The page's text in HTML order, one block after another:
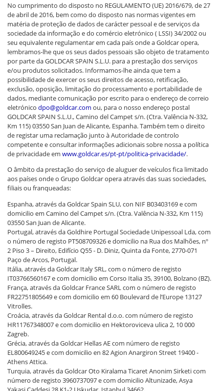
No cumprimento do disposto no REGULAMENTO (UE) 2016/679, de 27
de abril de 2016, bem como do disposto nas normas vigentes em
matéria de proteção de dados de carácter pessoal e de serviços da
sociedade da informação e do comércio eletrónico ( LSSI) 34/2002 ou
seu equivalente regulamentar em cada país onde a Goldcar opera,
lembramos-lhe que os seus dados pessoais são objeto de tratamento
por parte da GOLDCAR SPAIN S.L.U. para a prestação dos serviços
e/ou produtos solicitados. Informamos-lhe ainda que tem a
possibilidade de exercer os seus direitos de acesso, retificação,
exclusão, oposição, limitação do processamento e portabilidade de
dados, mediante comunicação por escrito para o endereço de correio
eletrónico dpo@goldcar.com ou, para o nosso endereço postal
GOLDCAR SPAIN S.L.U., Camino del Campet s/n. (Ctra. Valência N-332,
Km 115) 03550 San Juan de Alicante, Espanha. Também tem o direito
de registar uma reclamação junto à Autoridade de controlo
competente e consultar informações adicionais sobre nossa a política
de privacidade em www.goldcar.es/pt-pt/politica-privacidade/.
O âmbito da prestação do serviço de aluguer de veículos fica limitado
aos países onde o Grupo Goldcar opera através das suas sociedades,
filiais ou franqueadas:
Espanha, através da Goldcar Spain SLU, con NIF B03403169 e com
domicilio em Camino del Campet s/n. (Ctra. Valência N-332, Km 115)
03550 San Juan de Alicante.
Portugal, através da Goldhire Portugal Sociedade Unipessoal Lda, com
o número de registo PT508709326 e domicilio na Rua dos Malhões, nº
2 Piso 3 – Direito, Edifício Q55 - D. Diniz, Quinta da Fonte, 2770-071
Paço de Arcos, Portugal.
Itália, através da Goldcar Italy SRL, com o número de registo
IT03766560167 e com domicilio em Corso Italia 35, 39100, Bolzano (BZ).
França, através da Goldcar France SARL com o número de registo
FR22751805649 e com domicilio em 60 Boulevard de l’Europe 13127
Vitrolles.
Croácia, através da Goldcar Rental d.o.o. com número de registo
HR11767348007 e com domicilio en Hektoroviceva ulica 2, 10 000
Zagreb.
Grécia, através da Goldcar Hellas AE com número de registo
EL800649245 e com domicilio en 82 Agion Anargiron Street 19400 -
Athens Attica.
Turquia, através da Goldcar Oto Kiralama Ticaret Anonim Sirketi com
número de registo 3960737097 e com domicilio Altunizade, Asya